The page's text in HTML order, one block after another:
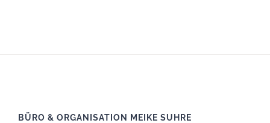
BÜRO & ORGANISATION MEIKE SUHRE